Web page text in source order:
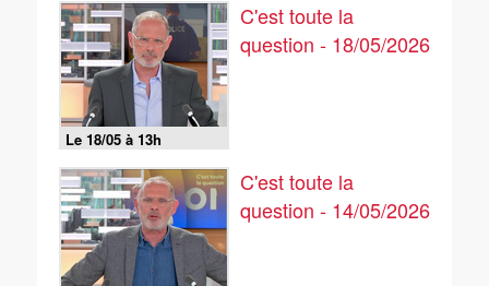
Le 18/05 à 13h
C'est toute la
question - 18/05/2026
C'est toute la
question - 14/05/2026